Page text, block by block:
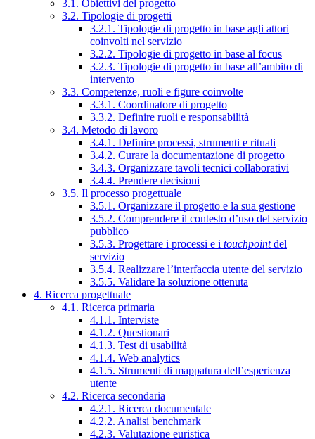
3.1. Obiettivi del progetto
3.2. Tipologie di progetti
3.2.1. Tipologie di progetto in base agli attori
coinvolti nel servizio
3.2.2. Tipologie di progetto in base al focus
3.2.3. Tipologie di progetto in base all’ambito di
intervento
3.3. Competenze, ruoli e figure coinvolte
3.3.1. Coordinatore di progetto
3.3.2. Definire ruoli e responsabilità
3.4. Metodo di lavoro
3.4.1. Definire processi, strumenti e rituali
3.4.2. Curare la documentazione di progetto
3.4.3. Organizzare tavoli tecnici collaborativi
3.4.4. Prendere decisioni
3.5. Il processo progettuale
3.5.1. Organizzare il progetto e la sua gestione
3.5.2. Comprendere il contesto d’uso del servizio
pubblico
3.5.3. Progettare i processi e i touchpointdel
servizio
3.5.4. Realizzare l’interfaccia utente del servizio
3.5.5. Validare la soluzione ottenuta
4. Ricerca progettuale
4.1. Ricerca primaria
4.1.1. Interviste
4.1.2. Questionari
4.1.3. Test di usabilità
4.1.4. Web analytics
4.1.5. Strumenti di mappatura dell’esperienza
utente
4.2. Ricerca secondaria
4.2.1. Ricerca documentale
4.2.2. Analisi benchmark
4.2.3. Valutazione euristica